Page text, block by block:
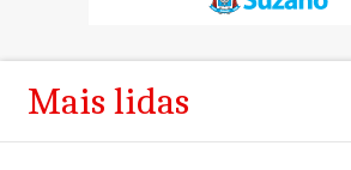
Mais lidas